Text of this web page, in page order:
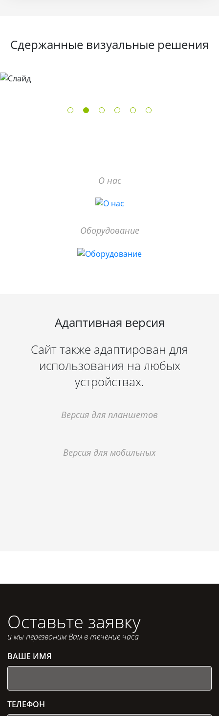
Сдержанные визуальные решения
О нас
Оборудование
Адаптивная версия
Сайт также адаптирован для
использования на любых
устройствах.
Версия для планшетов
Версия для мобильных
Оставьте заявку
и мы перезвоним Вам в течение часа
ВАШЕ ИМЯ
ТЕЛЕФОН